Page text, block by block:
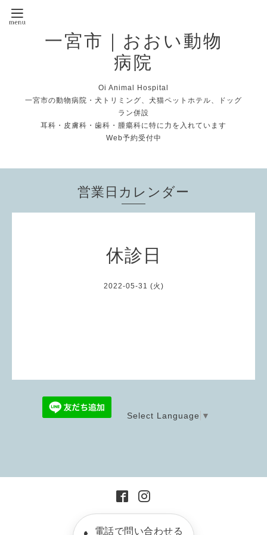
一宮市｜おおい動物
病院
Oi Animal Hospital
一宮市の動物病院・犬トリミング、犬猫ペットホテル、ドッグ
ラン併設
耳科・皮膚科・歯科・腫瘍科に特に力を入れています
Web予約受付中
営業日カレンダー
休診日
2022-05-31 (火)
Select Language ▼
電話で問い合わせる